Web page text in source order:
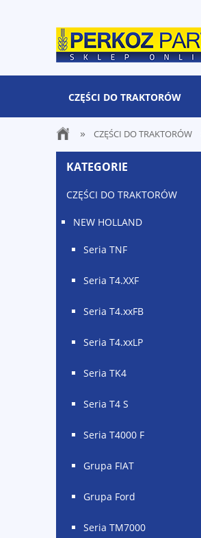
CZĘŚCI DO TRAKTORÓW
» CZĘŚCI DO TRAKTORÓW
KATEGORIE
CZĘŚCI DO TRAKTORÓW
NEW HOLLAND
Seria TNF
Seria T4.XXF
Seria T4.xxFB
Seria T4.xxLP
Seria TK4
Seria T4 S
Seria T4000 F
Grupa FIAT
Grupa Ford
Seria TM7000